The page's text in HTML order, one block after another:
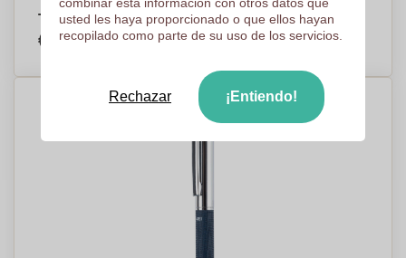
Taza Vintage Retro - Los Cerralbos
€2,65 Por pieza, base en 500 piezas
usted les haya proporcionado o que ellos hayan
recopilado como parte de su uso de los servicios.
Rechazar ¡Entiendo!